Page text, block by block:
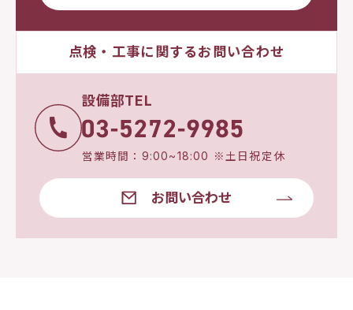
点検・工事に関するお問い合わせ
設備部TEL
営業時間：9:00~18:00 ※土日祝定休
お問い合わせ